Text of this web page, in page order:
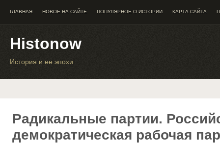
ГЛАВНАЯ НОВОЕ НА САЙТЕ ПОПУЛЯРНОЕ О ИСТОРИИ КАРТА САЙТА
Histonow
История и ее эпохи
Радикальные партии.
демократическая рабочая